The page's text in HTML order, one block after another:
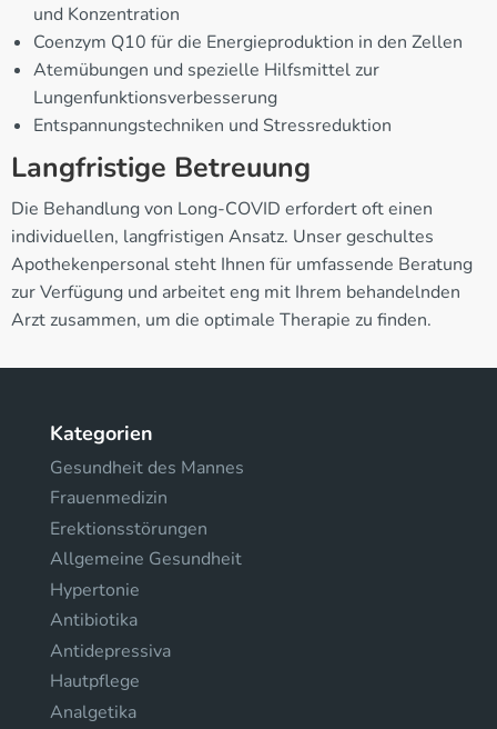
und Konzentration
Coenzym Q10 für die Energieproduktion in den Zellen
Atemübungen und spezielle Hilfsmittel zur
Lungenfunktionsverbesserung
Entspannungstechniken und Stressreduktion
Langfristige Betreuung
Die Behandlung von Long-COVID erfordert oft einen
individuellen, langfristigen Ansatz. Unser geschultes
Apothekenpersonal steht Ihnen für umfassende Beratung
zur Verfügung und arbeitet eng mit Ihrem behandelnden
Arzt zusammen, um die optimale Therapie zu finden.
Kategorien
Gesundheit des Mannes
Frauenmedizin
Erektionsstörungen
Allgemeine Gesundheit
Hypertonie
Antibiotika
Antidepressiva
Hautpflege
Analgetika